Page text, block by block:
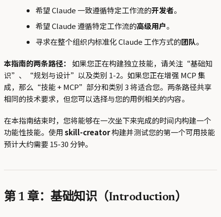
希望 Claude 一致遵循特定工作流的开发者。
希望 Claude 遵循特定工作流的高级用户。
寻求在整个组织内标准化 Claude 工作方式的团队。
本指南的两条路径：
如果您正在构建独立技能，请关注“基础知
识”、“规划与设计”以及类别 1-2。如果您正在增强 MCP 集
成，那么“技能 + MCP”部分和类别 3 将适合您。两条路径共享
相同的技术要求，但您可以选择与您的用例相关的内容。
在本指南结束时，您将能够在一次坐下来完成的时间内构建一个
功能性技能。使用skill-creator构建并测试您的第一个可用技能
预计大约需要 15-30 分钟。
第 1 章：基础知识（Introduction）